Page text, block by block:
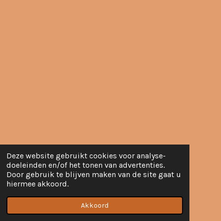
Deze website gebruikt cookies voor analyse-
doeleinden en/of het tonen van advertenties.
Door gebruik te blijven maken van de site gaat u
hiermee akkoord.
Akkoord